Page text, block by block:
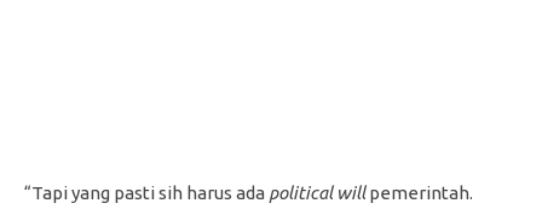
“Tapi yang pasti sih harus ada political willpemerintah.